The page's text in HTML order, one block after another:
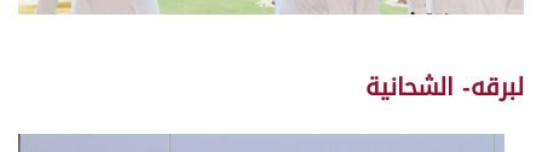
لبرقه- الشحانية